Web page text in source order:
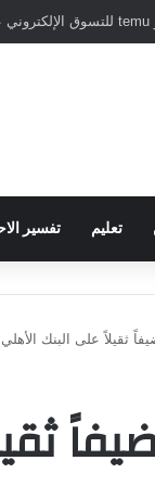
تعليم تفسير
على البنك الأهلي في